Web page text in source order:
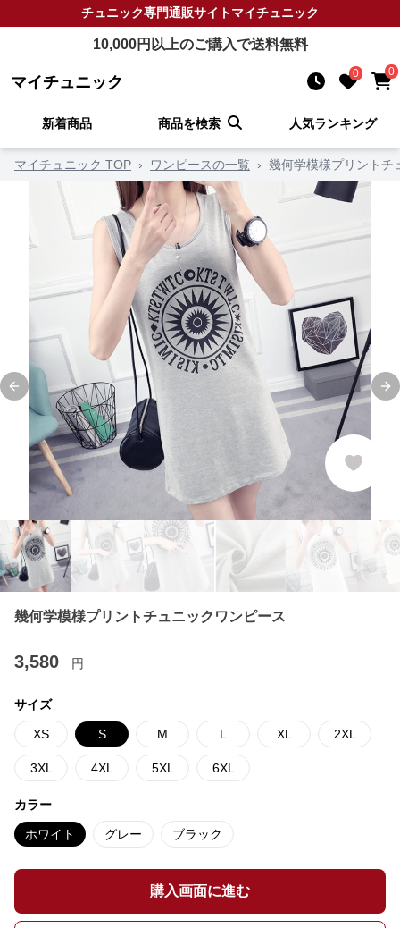
チュニック専門通販サイトマイチュニック
10,000円以上のご購入で送料無料
マイチュニック 0 0
新着商品 商品を検索 人気ランキング
マイチュニック TOP › ワンピースの一覧 › 幾何学模様プリントチ
Previous slide
幾何学模様プリントチュニックワンピース
3,580 円
サイズ
XS S M L XL 2XL
3XL 4XL 5XL 6XL
カラー
ホワイト グレー ブラック
購入画面に進む